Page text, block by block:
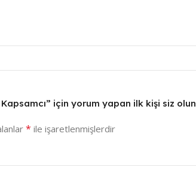
için yorum yapan ilk kişi siz olun
* ile işaretlenmişlerdir